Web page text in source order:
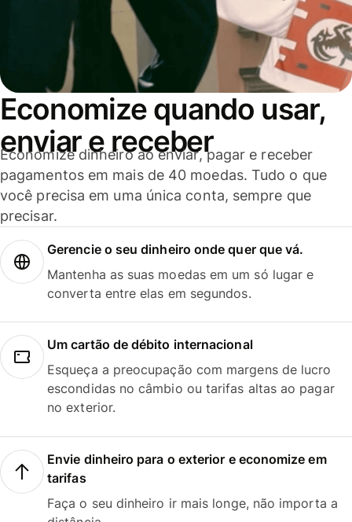
Economize quando usar,
enviar e receber
Economize dinheiro ao enviar, pagar e receber
pagamentos em mais de 40 moedas. Tudo o que
você precisa em uma única conta, sempre que
precisar.
Gerencie o seu dinheiro onde quer que vá.
Mantenha as suas moedas em um só lugar e
converta entre elas em segundos.
Um cartão de débito internacional
Esqueça a preocupação com margens de lucro
escondidas no câmbio ou tarifas altas ao pagar
no exterior.
Envie dinheiro para o exterior e economize em
tarifas
Faça o seu dinheiro ir mais longe, não importa a